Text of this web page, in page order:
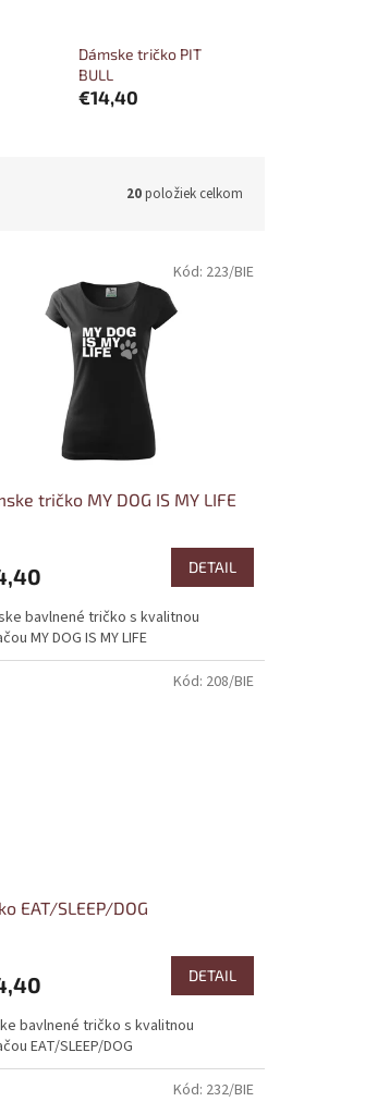
Dámske tričko PIT
BULL
€14,40
20položiek celkom
tričko MY DOG IS MY LIFE
DETAIL
bavlnené tričko s kvalitnou
MY DOG IS MY LIFE
Kód: 223/BIE
EAT/SLEEP/DOG
DETAIL
bavlnené tričko s kvalitnou
EAT/SLEEP/DOG
Kód: 208/BIE
Kód: 232/BIE